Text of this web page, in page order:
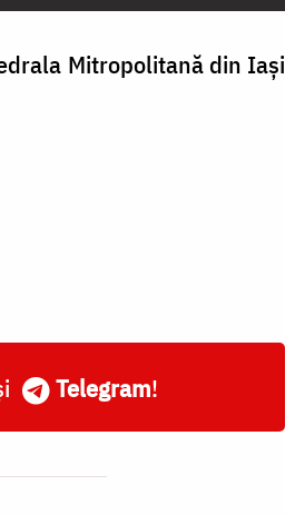
Mitropolitană din Iaşi
Telegram!